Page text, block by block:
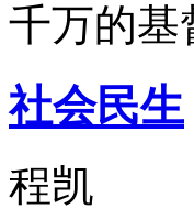
千万的基
社会民生
程凯